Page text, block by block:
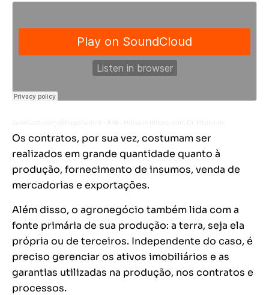
JurisCast, com @tiagofachini · #48 – Horas In Itinere, com Dr. Elton Luis
Os contratos, por sua vez, costumam ser
realizados em grande quantidade quanto à
produção, fornecimento de insumos, venda de
mercadorias e exportações.
Além disso, o agronegócio também lida com a
fonte primária de sua produção: a terra, seja ela
própria ou de terceiros. Independente do caso, é
preciso gerenciar os ativos imobiliários e as
garantias utilizadas na produção, nos contratos e
processos.